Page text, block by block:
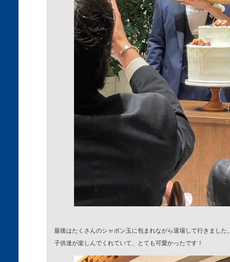
最後はたくさんのシャボン玉に包まれながら退場して行きました。
子供達が楽しんでくれていて、とても可愛かったです！